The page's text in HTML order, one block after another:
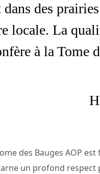
des
locale. La
à la Tome
des Bauges AOP
un profond